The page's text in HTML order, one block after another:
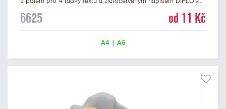
Papírový diplom s motivem BASKETBAL má gramáž 250
6625 od 11 Kč
A4| A5